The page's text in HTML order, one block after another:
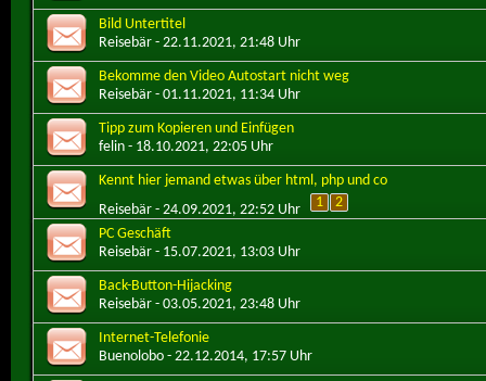
Bild Untertitel
Reisebär - 22.11.2021, 21:48 Uhr
Bekomme den Video Autostart nicht weg
Reisebär - 01.11.2021, 11:34 Uhr
Tipp zum Kopieren und Einfügen
felin - 18.10.2021, 22:05 Uhr
Kennt hier jemand etwas über html, php und co
Reisebär - 24.09.2021, 22:52 Uhr 1
2
PC Geschäft
Reisebär - 15.07.2021, 13:03 Uhr
Back-Button-Hijacking
Reisebär - 03.05.2021, 23:48 Uhr
Internet-Telefonie
Buenolobo - 22.12.2014, 17:57 Uhr